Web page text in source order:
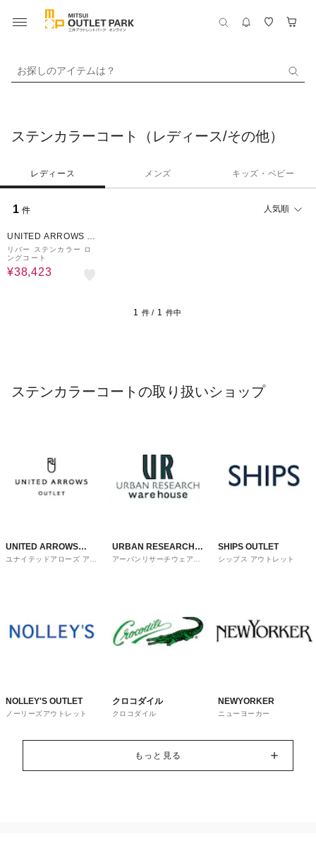
お探しのアイテムは？
ステンカラーコート（レディース/その他）
レディース メンズ キッズ・ベビー
1 件 人気順
UNITED ARROWS O
UTLET
リバー ステンカラー ロ
ングコート
¥38,423
1 件 / 1 件中
ステンカラーコートの取り扱いショップ
UNITED ARROWS
OUTLET
ユナイテッドアローズ アウ
URBAN RESEARCH
ware house
アーバンリサーチウェアハ
SHIPS OUTLET
シップス アウトレット
NOLLEY'S OUTLET
ノーリーズアウトレット
クロコダイル
クロコダイル
NEWYORKER
ニューヨーカー
もっと見る